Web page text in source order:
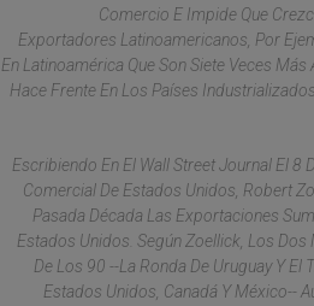
Comercio E Impide Que
Exportadores Latinoamericanos, Por
En Latinoamérica Que Son Siete Veces Más
Hace Frente En Los Países
Escribiendo En El Wall Street Journal El 8
Comercial De Estados Unidos, Robert
Pasada Década Las Exportaciones
Estados Unidos. Según Zoellick, Los
De Los 90 --La Ronda De Uruguay Y
Estados Unidos, Canadá Y México--